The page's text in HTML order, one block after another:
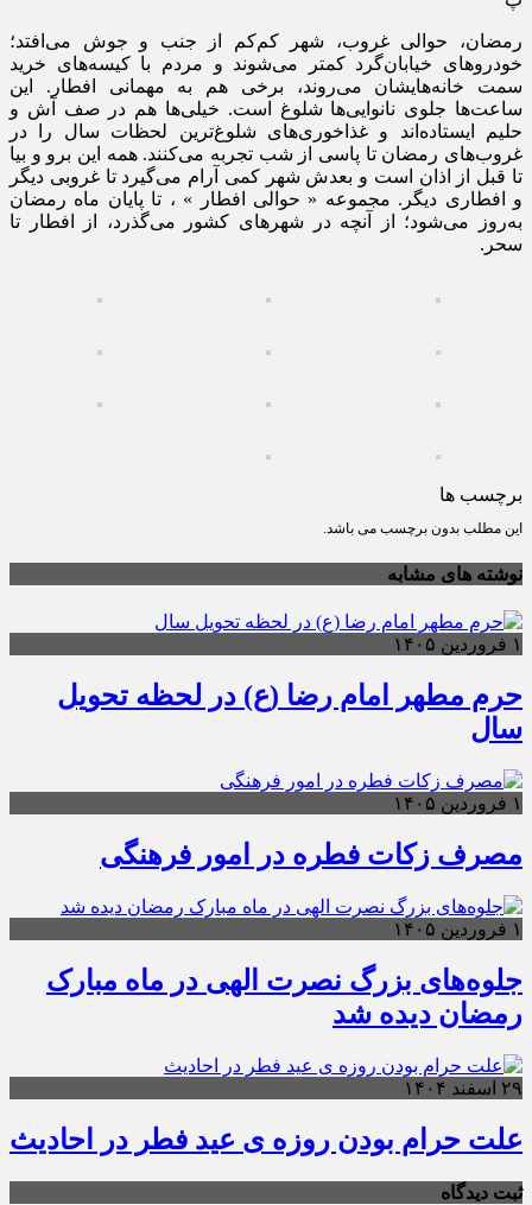
رمضان، حوالی غروب، شهر کم‌کم از جنب و جوش می‌افتد؛
خودروهای خیابان‌گرد کمتر می‌شوند و مردم با کیسه‌های خرید
سمت خانه‌هایشان می‌روند، برخی هم به مهمانی افطار. این
ساعت‌ها جلوی نانوایی‌ها شلوغ است. خیلی‌ها هم در صف آش و
حلیم ایستاده‌اند و غذاخوری‌های شلوغ‌ترین لحظات سال را در
غروب‌های رمضان تا پاسی از شب تجربه می‌کنند. همه این برو و بیا
تا قبل از اذان است و بعدش شهر کمی آرام می‌گیرد تا غروبی دیگر
و افطاری دیگر. مجموعه « حوالی افطار » ، تا پایان ماه رمضان
به‌روز می‌شود؛ از آنچه در شهرهای کشور می‌گذرد، از افطار تا
سحر.
برچسب ها
این مطلب بدون برچسب می باشد.
نوشته های مشابه
۱ فروردین ۱۴۰۵
حرم مطهر امام رضا (ع) در لحظه تحویل
سال
۱ فروردین ۱۴۰۵
مصرف زکات فطره در امور فرهنگی
۱ فروردین ۱۴۰۵
جلوه‌های بزرگ نصرت الهی در ماه مبارک
رمضان دیده شد
۲۹ اسفند ۱۴۰۴
علت حرام بودن روزه ی عید فطر در احادیث
ثبت دیدگاه